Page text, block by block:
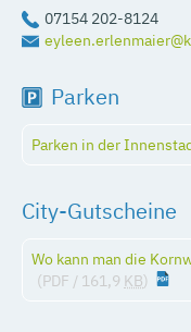
07154 202-8124
Parken
Parken in der
City-Gutscheine
Wo kann man die
(PDF / 161,9 KB)